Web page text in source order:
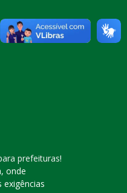
prefeituras!
onde